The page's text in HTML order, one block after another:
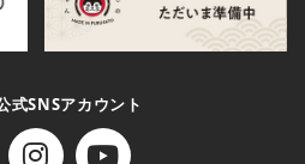
式SNSアカウント